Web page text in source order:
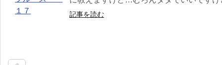
記事を読む